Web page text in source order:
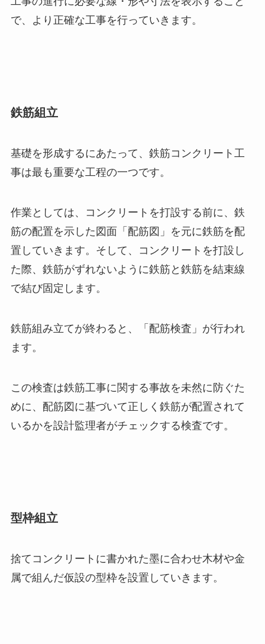
で、より正確な工事を行っていきます。
鉄筋組立
基礎を形成するにあたって、鉄筋コンクリート工
事は最も重要な工程の一つです。
作業としては、コンクリートを打設する前に、鉄
筋の配置を示した図面「配筋図」を元に鉄筋を配
置していきます。そして、コンクリートを打設し
た際、鉄筋がずれないように鉄筋と鉄筋を結束線
で結び固定します。
鉄筋組み立てが終わると、「配筋検査」が行われ
ます。
この検査は鉄筋工事に関する事故を未然に防ぐた
めに、配筋図に基づいて正しく鉄筋が配置されて
いるかを設計監理者がチェックする検査です。
型枠組立
捨てコンクリートに書かれた墨に合わせ木材や金
属で組んだ仮設の型枠を設置していきます。